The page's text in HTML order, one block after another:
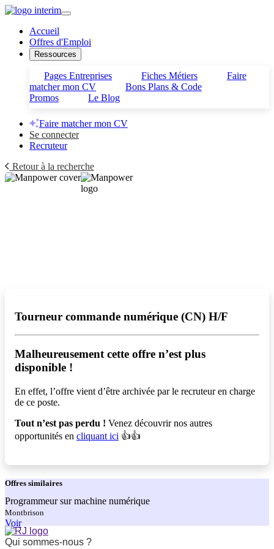
Accueil
Offres d'Emploi
Ressources
Pages Entreprises Fiches Métiers
Faire
matcher mon CV
Bons Plans & Code
Promos
Le Blog
Faire matcher mon CV
Se connecter
Recruteur
Retour à la recherche
Tourneur commande numérique (CN) H/F
Malheureusement cette offre n’est plus
disponible !️
En effet, l’offre vient d’être archivée par le recruteur en charge
de ce poste.
Tout n’est pas perdu ! Venez découvrir nos autres
opportunités en cliquant ici 👍👍
Offres similaires
Programmeur sur machine numérique
Montbrison
Voir
Qui sommes-nous ?